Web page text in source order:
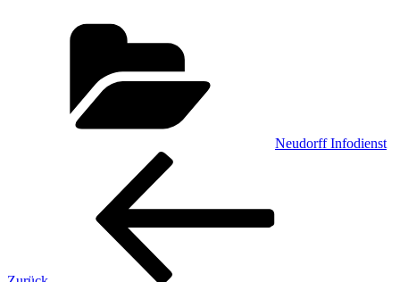
Neudorff Infodienst
Beitragsnavigation